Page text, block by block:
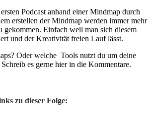
Podcast anhand einer Mindmap durch
erstellen der Mindmap werden immer mehr
gekommen. Einfach weil man sich diesem
und der Kreativität freien Lauf lässt.
Oder welche Tools nutzt du um deine
es gerne hier in die Kommentare.
zu dieser Folge: